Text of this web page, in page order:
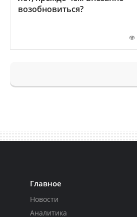
возобновиться?
Главное
Новости
Аналитика